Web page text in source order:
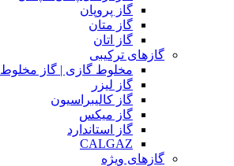
گاز پروپان
گاز متان
گاز اتان
گازهای ترکیبی
مخلوط گازی | گاز مخلوط
گاز لیزر
گاز کالیبراسیون
گاز میکس
گاز استاندارد
CALGAZ
گازهای ویژه